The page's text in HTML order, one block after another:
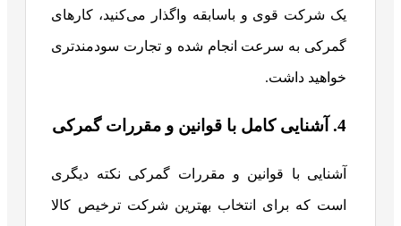
یک شرکت قوی و باسابقه واگذار می‌کنید، کار‌های
گمرکی به سرعت انجام شده و تجارت سودمندتری
خواهید داشت.
4. آشنایی کامل با قوانین و مقررات گمرکی
آشنایی با قوانین و مقررات گمرکی نکته دیگری
است که برای انتخاب بهترین شرکت ترخیص کالا